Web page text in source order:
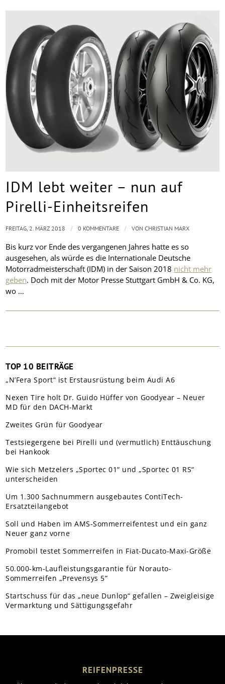
IDM lebt weiter – nun auf
Pirelli-Einheitsreifen
Bis kurz vor Ende des vergangenen Jahres hatte es so
ausgesehen, als würde es die Internationale Deutsche
Motorradmeisterschaft (IDM) in der Saison 2018 nicht mehr
geben. Doch mit der Motor Presse Stuttgart GmbH & Co. KG,
wo …
FREITAG, 2. MÄRZ 2018 / 0 KOMMENTARE / VONCHRISTIAN MARX
TOP 10 BEITRÄGE
„N’Fera Sport“ ist Erstausrüstung beim Audi A6
Nexen Tire holt Dr. Guido Hüffer von Goodyear – Neuer
MD für den DACH-Markt
Zweites Grün für Goodyear
Testsiegergene bei Pirelli und (vermutlich) Enttäuschung
bei Hankook
Wie sich Metzelers „Sportec 01“ und „Sportec 01 RS“
unterscheiden
Um 1.300 Sachnummern ausgebautes ContiTech-
Ersatzteilangebot
Soll und Haben im AMS-Sommerreifentest und ein ganz
Neuer ganz vorne
Promobil testet Sommerreifen in Fiat-Ducato-Maxi-Größe
50.000-km-Laufleistungsgarantie für Norauto-
Sommerreifen „Prevensys 5”
Startschuss für das „neue Dunlop“ gefallen – Zweigleisige
Vermarktung und Sättigungsgefahr
REIFENPRESSE